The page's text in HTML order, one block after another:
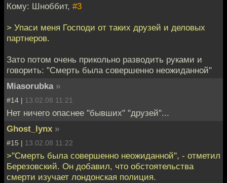
Кому: Шноббит, #3
> Упаси меня Господи от таких друзей и деловых
партнеров.
Зато потом очень прикольно разводить руками и
говорить: "Смерть была совершенно неожиданной"
Miasorubka »
#14 | 13.02.08 11:21
Нет ничего опаснее "бывших" "друзей"...
Ghost_lynx »
#15 | 13.02.08 11:22
>"Смерть была совершенно неожиданной", - отметил
Березовский. Он добавил, что обстоятельства
смерти изучает лондонская полиция.